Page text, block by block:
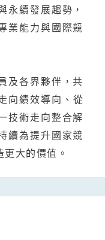
永續發展趨勢，
業能力與國際競
及各界夥伴，共
向績效導向、從
技術走向整合解
續為提升國家競
大的價值。